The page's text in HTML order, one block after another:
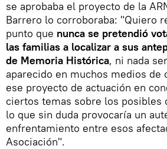
se aprobaba el proyecto de la
Barrero lo corroboraba: "Quiero
punto que nunca se pretendió
las familias a localizar a sus
de Memoria Histórica, ni nada
aparecido en muchos medios de
ese proyecto de actuación en
ciertos temas sobre los posibles
lo que sin duda provocaría un
enfrentamiento entre esos
Asociación".